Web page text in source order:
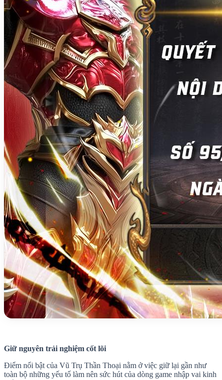
Giữ nguyên trải nghiệm cốt lõi
Điểm nổi bật của Vũ Trụ Thần Thoại nằm ở việc giữ lại gần như
toàn bộ những yếu tố làm nên sức hút của dòng game nhập vai kinh